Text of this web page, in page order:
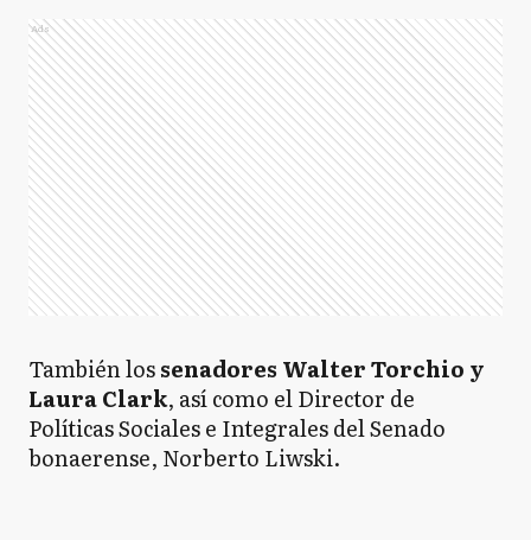
Ads
También lossenadores Walter Torchio y
Laura Clark, así como el Director de
Políticas Sociales e Integrales del Senado
bonaerense, Norberto Liwski.